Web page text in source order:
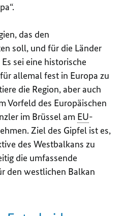
das den
soll, und für die Länder
sei eine historische
allemal fest in Europa zu
die Region, aber auch
Vorfeld des Europäischen
im Brüssel am EU-
Ziel des Gipfel ist es,
des Westbalkans zu
die umfassende
den westlichen Balkan